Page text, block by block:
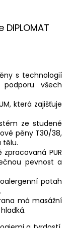
s technologií
podporu všech
která zajišťuje
ze studené
pěny T30/38,
tělu.
PUR
pevnost a
potah
má masážní